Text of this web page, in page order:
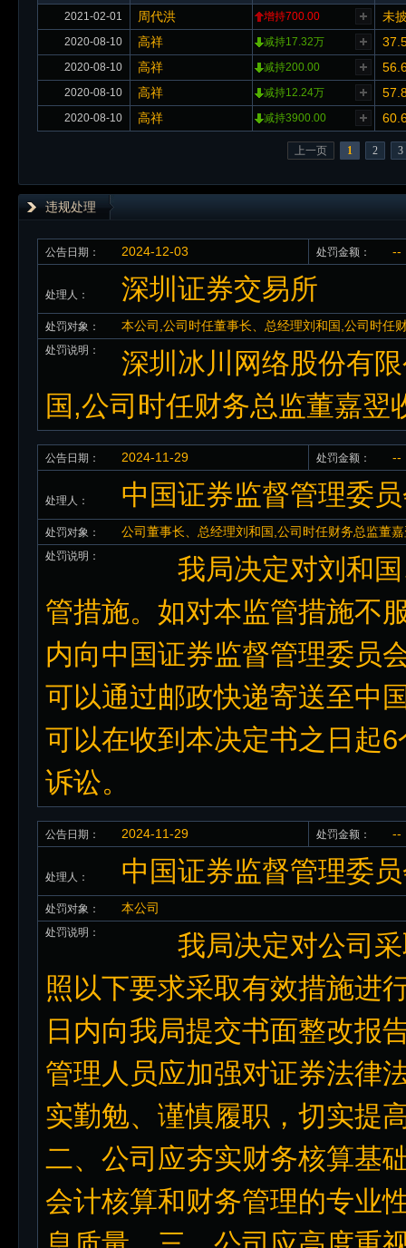
2021-02-01
周代洪 增持700.00 未
2020-08-10 高祥 减持17.32万
2020-08-10 高祥 减持200.00
2020-08-10 高祥 减持12.24万
2020-08-10 高祥 减持3900.00
上一页 1 2 3
违规处理
公告日期： 2024-12-03 处罚金额： --
处理人： 深圳证券交易所
处罚对象： 本公司,公司时任董事长、总经理刘和国,公司时任
处罚说明：
深圳冰川网络股份有
国,公司时任财务总监董嘉翌
公告日期： 2024-11-29 处罚金额： --
处理人： 中国证券监督管理委
处罚对象： 公司董事长、总经理刘和国,公司时任财务总监董
处罚说明：
我局决定对刘和国
管措施。如对本监管措施不
内向中国证券监督管理委员
可以通过邮政快递寄送至中
可以在收到本决定书之日起
诉讼。
公告日期： 2024-11-29 处罚金额： --
处理人： 中国证券监督管理委
处罚对象： 本公司
处罚说明：
我局决定对公司采
照以下要求采取有效措施进
日内向我局提交书面整改报
管理人员应加强对证券法律
实勤勉、谨慎履职，切实提
二、公司应夯实财务核算基
会计核算和财务管理的专业